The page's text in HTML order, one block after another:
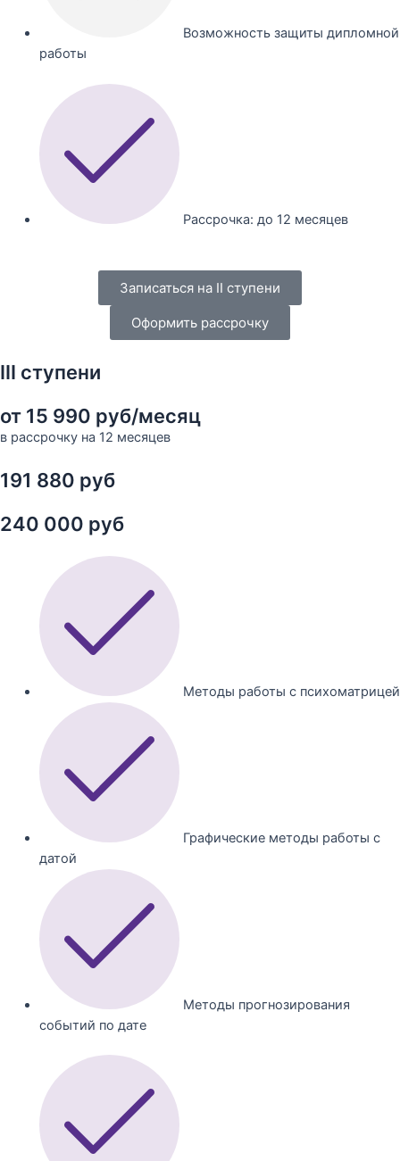
Возможность защиты дипломной
работы
Рассрочка: до 12 месяцев
Записаться на II ступени
Оформить рассрочку
III ступени
от 15 990 руб/месяц
в рассрочку на 12 месяцев
191 880 руб
240 000 руб
Методы работы с психоматрицей
Графические методы работы с
датой
Методы прогнозирования
событий по дате